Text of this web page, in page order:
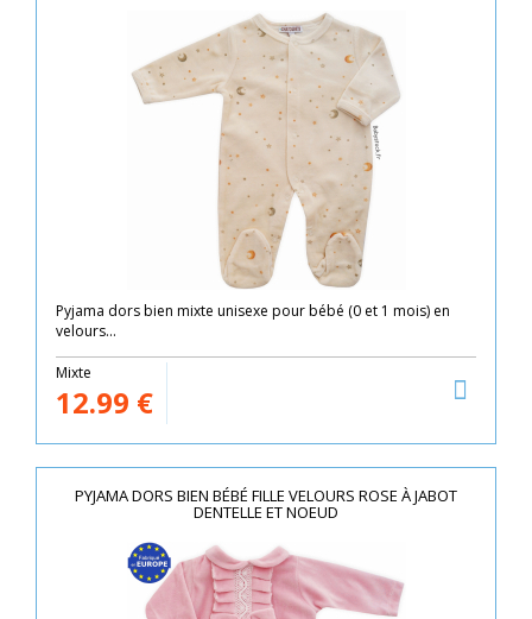
Pyjama dors bien mixte unisexe pour bébé (0 et 1 mois) en
velours...
Mixte
12.99 €
PYJAMA DORS BIEN BÉBÉ FILLE VELOURS ROSE À JABOT
DENTELLE ET NOEUD